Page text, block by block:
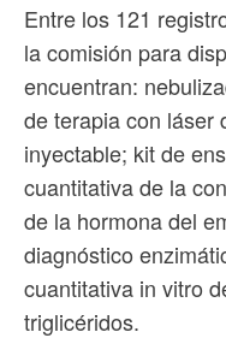
Entre los 121
la comisión para
encuentran:
de terapia con láser
inyectable; kit de
cuantitativa de la
de la hormona del
diagnóstico
cuantitativa in vitro
triglicéridos.